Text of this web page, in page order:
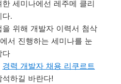
세미나에선 레주메 클리
다.
위해 개발자 이력서 첨삭
서 진행하는 세미나를 눈
다
경력 개발자 채용 리쿠르트
하길 바란다!